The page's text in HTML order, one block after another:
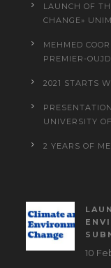
LAUNCH OF
CHANGE»
MEHMED
PREMIER-
2021 STARTS
UNIVERSITY
2 YEARS OF
10